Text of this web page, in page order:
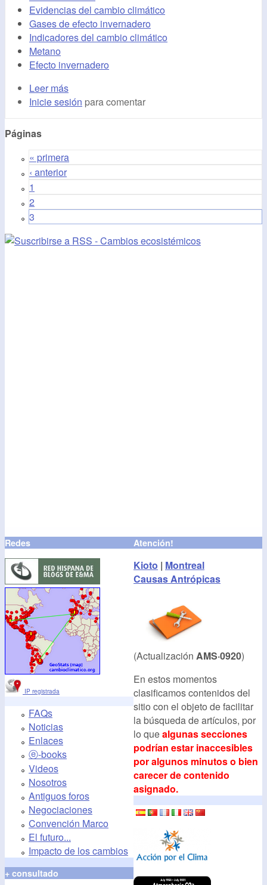
Evidencias del cambio climático
Gases de efecto invernadero
Indicadores del cambio climático
Metano
Efecto invernadero
Leer más
Inicie sesión para comentar
Páginas
« primera
‹ anterior
1
2
3
Redes
IP registrada
FAQs
Noticias
Enlaces
ⓔ-books
Videos
Nosotros
Antiguos foros
Negociaciones
Convención Marco
El futuro...
Impacto de los cambios
+ consultado
Atención!
Kioto | Montreal
Causas Antrópicas
(Actualización AMS·0920)
En estos momentos
clasificamos contenidos del
sitio con el objeto de facilitar
la búsqueda de artículos, por
lo quealgunas secciones
podrían estar inaccesibles
por algunos minutos o bien
carecer de contenido
asignado.